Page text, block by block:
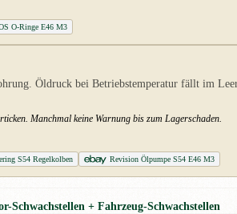
O-Ringe E46 M3
Öldruck bei Betriebstemperatur fällt im
Manchmal keine Warnung bis zum Lagerschaden.
S54 Regelkolben Revision Ölpumpe S54 E46 M3
Schwachstellen + Fahrzeug-Schwachstellen